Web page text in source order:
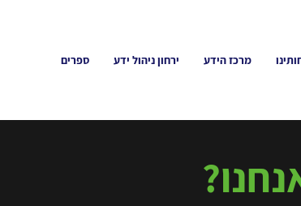
מרכז הידע ירחון ניהול ידע ספרים